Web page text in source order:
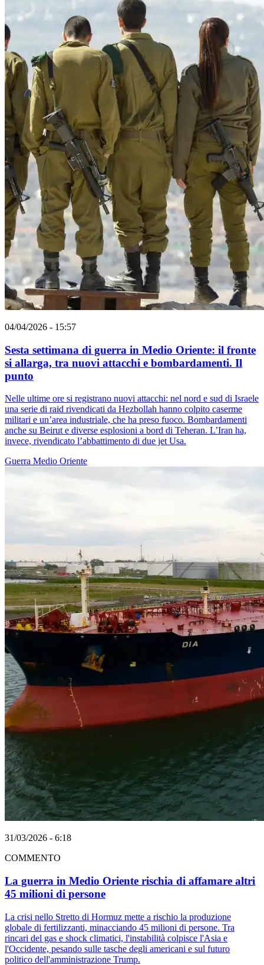
04/04/2026 - 15:57
Sesta settimana di guerra in Medio Oriente: il fronte
si allarga, tra nuovi attacchi e bombardamenti. Il
punto
Nelle ultime ore si registrano nuovi attacchi: nel nord e sud di Israele
una serie di raid rivendicati da Hezbollah hanno colpito caserme
militari e un’area industriale, che ha preso fuoco. Bombardamenti
anche su Beirut e diverse esplosioni a bord di Teheran. L’Iran ha,
invece, rivendicato l’abbattimento di due jet Usa.
Guerra Medio Oriente
31/03/2026 - 6:18
COMMENTO
La guerra in Medio Oriente rischia di affamare altri
45 milioni di persone
La crisi nello Stretto di Hormuz mette a rischio la produzione
globale di fertilizzanti, minacciando 45 milioni di persone. Tra
rincari del gas e shock climatici, l'instabilità colpisce l'Asia e
l'Occidente, pesando sulle tasche degli americani e sul futuro
politico dell'amministrazione Trump.